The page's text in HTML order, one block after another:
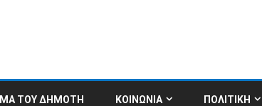
ΤΟΥ ΔΗΜΟΤΗ ΚΟΙΝΩΝΙΑ ΠΟΛΙΤΙΚΗ